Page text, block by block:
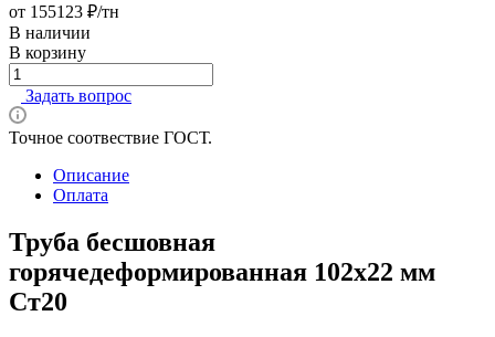
от 155123 ₽/тн
В наличии
В корзину
Задать вопрос
Точное соотвествие ГОСТ.
Описание
Оплата
Труба бесшовная
горячедеформированная 102х22 мм
Ст20